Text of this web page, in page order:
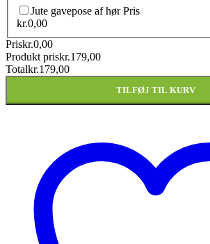
Jute gavepose af hørPris
kr.0,00
Priskr.0,00
Produkt priskr.179,00
Totalkr.179,00
TILFØJ TIL KURV